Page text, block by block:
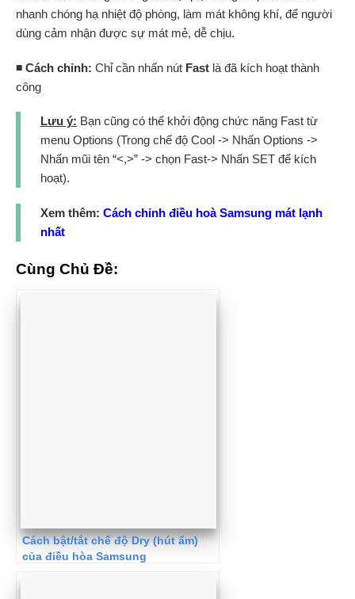
nhanh chóng hạ nhiệt độ phòng, làm mát không khí, để người
dùng cảm nhận được sự mát mẻ, dễ chịu.
◾ Cách chỉnh: Chỉ cần nhấn nút Fast là đã kích hoạt thành
công
Lưu ý: Bạn cũng có thể khởi động chức năng Fast từ
menu Options (Trong chế độ Cool -> Nhấn Options ->
Nhấn mũi tên “<,>” -> chọn Fast-> Nhấn SET để kích
hoạt).
Xem thêm: Cách chỉnh điều hoà Samsung mát lạnh
nhất
Cùng Chủ Đề:
Cách bật/tắt chế độ Dry (hút ẩm)
của điều hòa Samsung